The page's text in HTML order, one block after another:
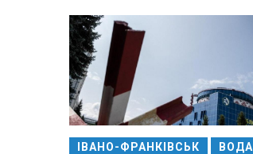
ІВАНО-ФРАНКІВСЬК ВОДА